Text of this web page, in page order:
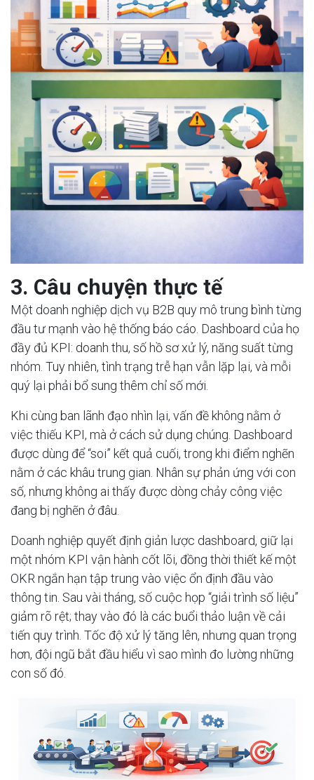
3. Câu chuyện thực tế
Một doanh nghiệp dịch vụ B2B quy mô trung bình từng
đầu tư mạnh vào hệ thống báo cáo. Dashboard của họ
đầy đủ KPI: doanh thu, số hồ sơ xử lý, năng suất từng
nhóm. Tuy nhiên, tình trạng trễ hạn vẫn lặp lại, và mỗi
quý lại phải bổ sung thêm chỉ số mới.
Khi cùng ban lãnh đạo nhìn lại, vấn đề không nằm ở
việc thiếu KPI, mà ở cách sử dụng chúng. Dashboard
được dùng để “soi” kết quả cuối, trong khi điểm nghẽn
nằm ở các khâu trung gian. Nhân sự phản ứng với con
số, nhưng không ai thấy được dòng chảy công việc
đang bị nghẽn ở đâu.
Doanh nghiệp quyết định giản lược dashboard, giữ lại
một nhóm KPI vận hành cốt lõi, đồng thời thiết kế một
OKR ngắn hạn tập trung vào việc ổn định đầu vào
thông tin. Sau vài tháng, số cuộc họp “giải trình số liệu”
giảm rõ rệt; thay vào đó là các buổi thảo luận về cải
tiến quy trình. Tốc độ xử lý tăng lên, nhưng quan trọng
hơn, đội ngũ bắt đầu hiểu vì sao mình đo lường những
con số đó.